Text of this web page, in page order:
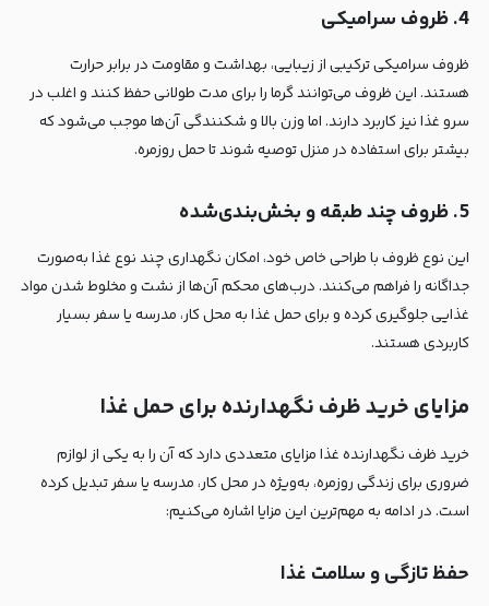
4. ظروف سرامیکی
ظروف سرامیکی ترکیبی از زیبایی، بهداشت و مقاومت در برابر حرارت
هستند. این ظروف می‌توانند گرما را برای مدت طولانی حفظ کنند و اغلب در
سرو غذا نیز کاربرد دارند. اما وزن بالا و شکنندگی آن‌ها موجب می‌شود که
بیشتر برای استفاده در منزل توصیه شوند تا حمل روزمره.
5. ظروف چند طبقه و بخش‌بندی‌شده
این نوع ظروف با طراحی خاص خود، امکان نگهداری چند نوع غذا به‌صورت
جداگانه را فراهم می‌کنند. درب‌های محکم آن‌ها از نشت و مخلوط شدن مواد
غذایی جلوگیری کرده و برای حمل غذا به محل کار، مدرسه یا سفر بسیار
کاربردی هستند.
مزایای خرید ظرف نگهدارنده برای حمل غذا
خرید ظرف نگهدارنده غذا مزایای متعددی دارد که آن را به یکی از لوازم
ضروری برای زندگی روزمره، به‌ویژه در محل کار، مدرسه یا سفر تبدیل کرده
است. در ادامه به مهم‌ترین این مزایا اشاره می‌کنیم:
حفظ تازگی و سلامت غذا